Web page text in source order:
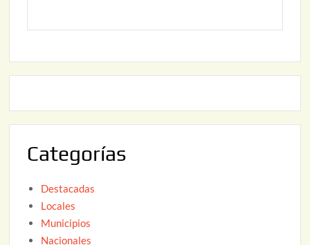
6
o
2
Categorías
Destacadas
Locales
Municipios
Nacionales